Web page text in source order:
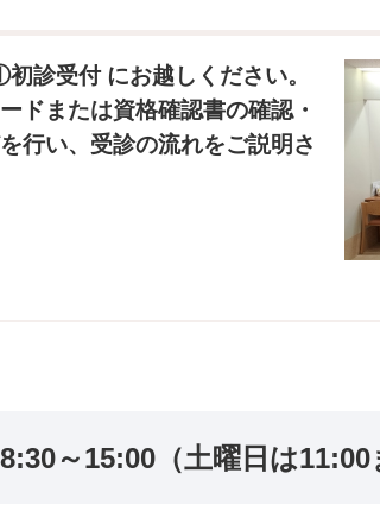
診療科を探す
け医を推奨しています
ご案内
各種証明書の発行
診療記録（カルテ
示について
健康教室のご案内
予防接種のご案
施設紹介
フロアMAP
患者図書室
サービス施設のご案内
診受付 にお越しください。
ドまたは資格確認書の確認・
行い、受診の流れをご説明さ
8:30～15:00（土曜日は11:00